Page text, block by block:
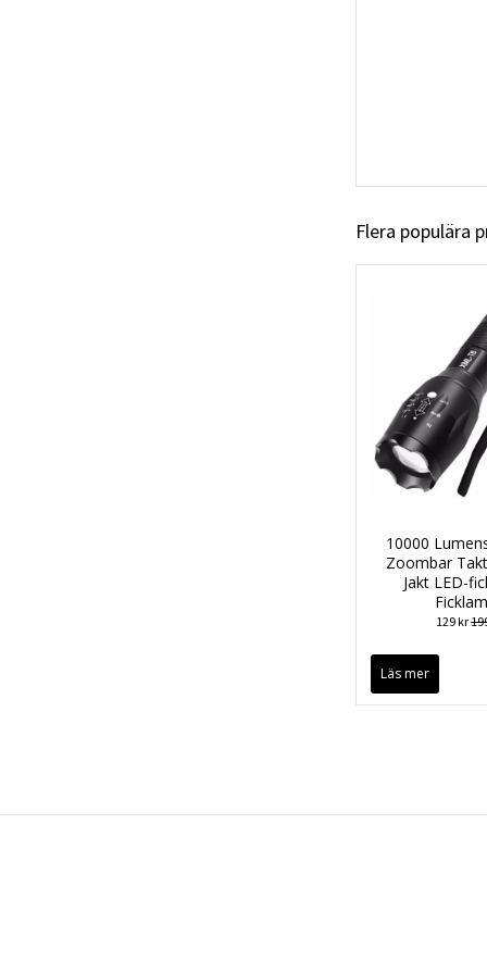
Flera populära
10000
Zoombar
Jakt LED-
129 kr
Läs mer